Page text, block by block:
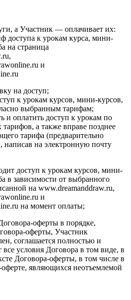
а Участник — оплачивает их:
доступа к урокам курса, мини-
на страница
и
на доступ;
к урокам курсов, мини-курсов,
выбранным тарифам;
и оплатить доступ к урокам по
а также вправе позднее
тарифа (предварительно
написав на электронную почту
доступ к урокам курсов, мини-
в зависимости от выбранного
на www.dreamanddraw.ru,
и
на момент оплаты;
оферты в порядке,
оферты, Участник
соглашается полностью и
условия Договора в том виде, в
Договора-оферты, в том числе в
являющихся неотъемлемой